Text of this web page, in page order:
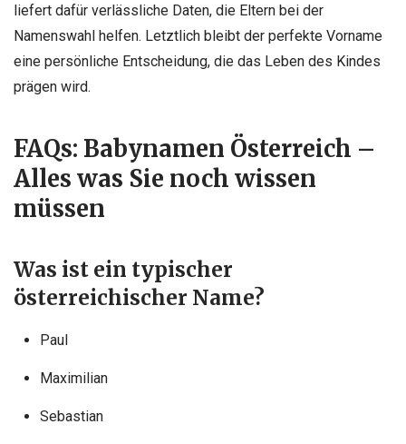
liefert dafür verlässliche Daten, die Eltern bei der
Namenswahl helfen. Letztlich bleibt der perfekte Vorname
eine persönliche Entscheidung, die das Leben des Kindes
prägen wird.
FAQs: Babynamen Österreich –
Alles was Sie noch wissen
müssen
Was ist ein typischer
österreichischer Name?
Paul
Maximilian
Sebastian